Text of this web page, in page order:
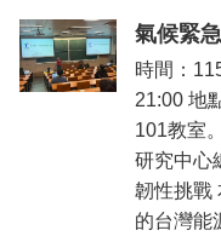
氣候緊
時間：
21:00 地
101教室
研究中心
韌性挑戰
的台灣能